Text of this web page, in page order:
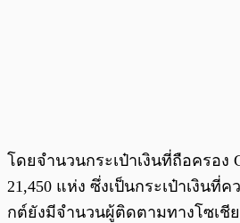
โดยจำนวนกระเป๋าเงินที่ถือครอง
21,450 แห่ง ซึ่งเป็นกระเป๋าเงินที่
กต์ยังมีจำนวนผู้ติดตามทางโซเชีย